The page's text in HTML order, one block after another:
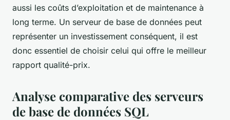
aussi les coûts d’exploitation et de maintenance à
long terme. Un serveur de base de données peut
représenter un investissement conséquent, il est
donc essentiel de choisir celui qui offre le meilleur
rapport qualité-prix.
Analyse comparative des serveurs
de base de données SQL